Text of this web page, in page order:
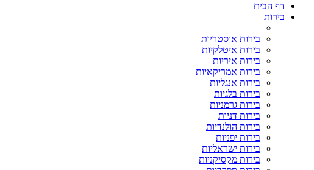
דף הבית
בירות
בירות אוסטריות
בירות איטלקיות
בירות איריות
בירות אמריקאיות
בירות אנגליות
בירות בלגיות
בירות גרמניות
בירות דניות
בירות הולנדיות
בירות יפניות
בירות ישראליות
בירות מקסיקניות